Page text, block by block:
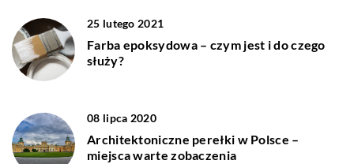
25 lutego 2021
Farba epoksydowa – czym jest i do czego
służy?
08 lipca 2020
Architektoniczne perełki w Polsce –
miejsca warte zobaczenia